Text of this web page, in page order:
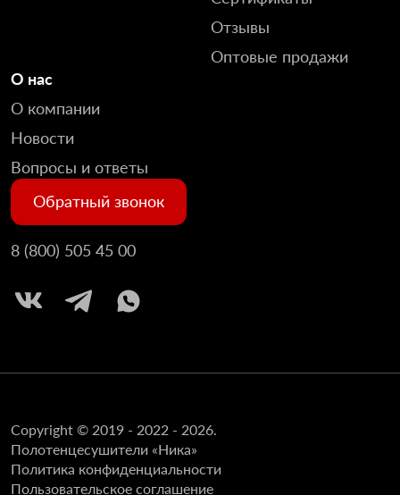
Отзывы
Оптовые продажи
О нас
О компании
Новости
Вопросы и ответы
Обратный звонок
8 (800) 505 45 00
Copyright © 2019 - 2022 - 2026.
Полотенцесушители «Ника»
Политика конфиденциальности
Пользовательское соглашение